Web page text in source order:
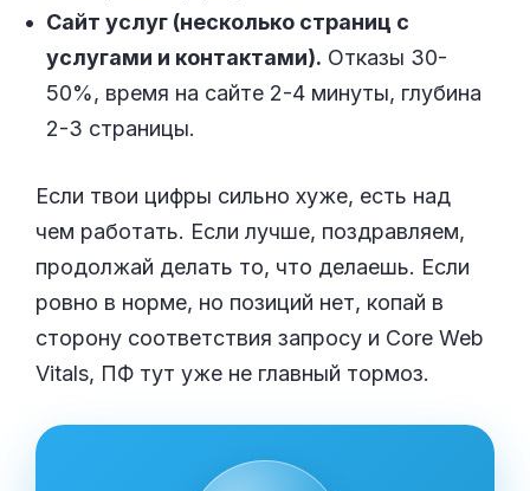
Сайт услуг (несколько страниц с
услугами и контактами). Отказы 30-
50%, время на сайте 2-4 минуты, глубина
2-3 страницы.
Если твои цифры сильно хуже, есть над
чем работать. Если лучше, поздравляем,
продолжай делать то, что делаешь. Если
ровно в норме, но позиций нет, копай в
сторону соответствия запросу и Core Web
Vitals, ПФ тут уже не главный тормоз.